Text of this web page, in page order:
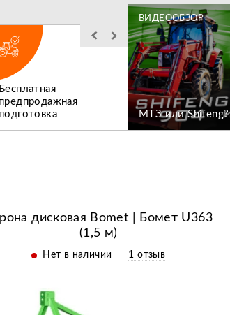
Бесплатная
предпродажная
подготовка
Льготное
послегарантийное
обслуживание
ВИДЕООБЗОР
МТЗ или Shifeng?
дисковая Bomet | Бомет U363
(1,5 м)
Нет в наличии 1 отзыв